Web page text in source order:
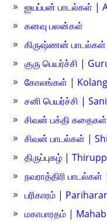
ஐயப்பன் பாடல்கள் |
கனவு பலன்கள்
கிருஷ்ணன் பாடல்கள்
குரு பெயர்ச்சி |
கோலங்கள் |
சனி பெயர்ச்சி |
சிவன் பக்தி
சிவன் பாடல்கள் |
திருப்புகழ் |
நவராத்திரி
பரிகாரம் |
மகாபாரதம் |